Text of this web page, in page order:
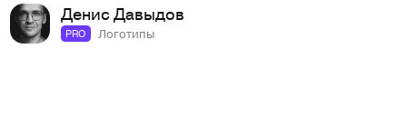
Денис Давыдов
PRO Логотипы